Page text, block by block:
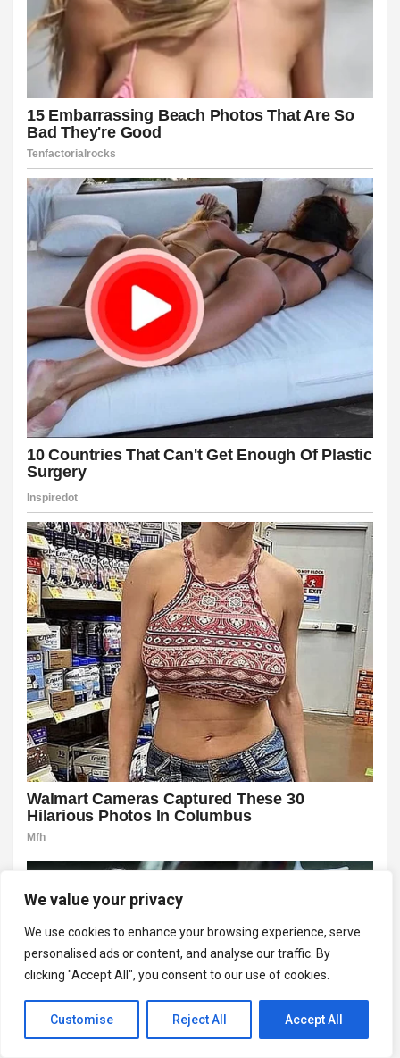
We value your privacy
We use cookies to enhance your browsing experience, serve
personalised ads or content, and analyse our traffic. By
clicking "Accept All", you consent to our use of cookies.
Customise Reject All Accept All